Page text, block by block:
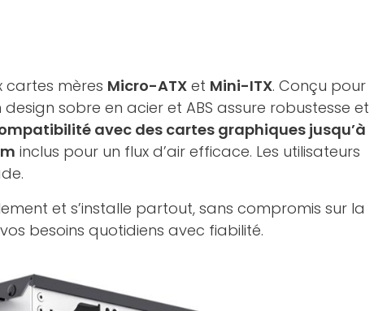
cartes mères Micro-ATX et Mini-ITX. Conçu pour
sobre en acier et ABS assure robustesse et
avec des cartes graphiques jusqu’à
inclus pour un flux d’air efficace. Les utilisateurs
et s’installe partout, sans compromis sur la
besoins quotidiens avec fiabilité.